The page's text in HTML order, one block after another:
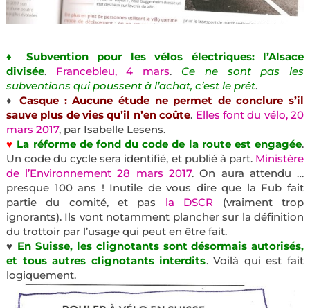
♦ Subvention pour les vélos électriques: l’Alsace
divisée. Francebleu, 4 mars. Ce ne sont pas les
subventions qui poussent à l’achat, c’est le prêt.
♦Casque : Aucune étude ne permet de conclure s’il
sauve plus de vies qu’il n’en coûte. Elles font du vélo, 20
mars 2017, par Isabelle Lesens.
♥ La réforme de fond du code de la route est engagée.
Un code du cycle sera identifié, et publié à part. Ministère
de l’Environnement 28 mars 2017. On aura attendu …
presque 100 ans ! Inutile de vous dire que la Fub fait
partie du comité, et pas la DSCR (vraiment trop
ignorants). Ils vont notamment plancher sur la définition
du trottoir par l’usage qui peut en être fait.
♥ En Suisse, les clignotants sont désormais autorisés,
et tous autres clignotants interdits. Voilà qui est fait
logiquement.